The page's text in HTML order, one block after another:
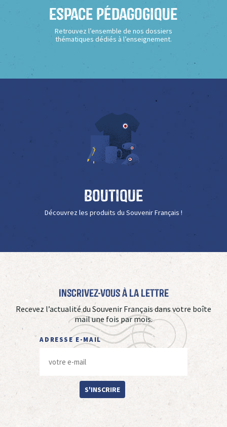
Espace Pédagogique
Retrouvez l’ensemble de nos dossiers
thématiques dédiés à l’enseignement.
Boutique
Découvrez les produits du Souvenir Français !
Inscrivez-vous à La Lettre
Recevez l’actualité du Souvenir Français dans votre boîte
mail une fois par mois.
ADRESSE E-MAIL
S'INSCRIRE